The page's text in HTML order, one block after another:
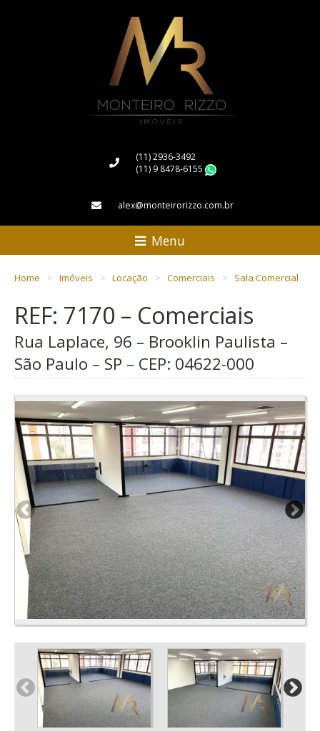
(11) 2936-3492
(11) 9 8478-6155
alex@monteirorizzo.com.br
Menu
Home Imóveis Locação Comerciais Sala Comercial
REF: 7170 – Comerciais
Rua Laplace, 96 – Brooklin Paulista –
São Paulo – SP – CEP: 04622-000